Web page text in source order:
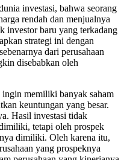
investasi, bahwa seorang
rendah dan menjualnya
investor baru yang terkadang
strategi ini dengan
dari perusahaan
disebabkan oleh
ingin memiliki banyak saham
keuntungan yang besar.
Hasil investasi tidak
tetapi oleh prospek
dimiliki. Oleh karena itu,
yang prospeknya